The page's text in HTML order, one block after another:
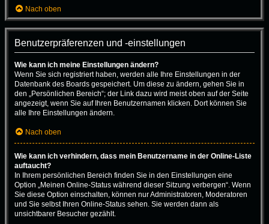
Nach oben
Benutzerpräferenzen und -einstellungen
Wie kann ich meine Einstellungen ändern?
Wenn Sie sich registriert haben, werden alle Ihre Einstellungen in der
Datenbank des Boards gespeichert. Um diese zu ändern, gehen Sie in
den „Persönlichen Bereich“; der Link dazu wird meist oben auf der Seite
angezeigt, wenn Sie auf Ihren Benutzernamen klicken. Dort können Sie
alle Ihre Einstellungen ändern.
Nach oben
Wie kann ich verhindern, dass mein Benutzername in der Online-Liste
auftaucht?
In Ihrem persönlichen Bereich finden Sie in den Einstellungen eine
Option „Meinen Online-Status während dieser Sitzung verbergen“. Wenn
Sie diese Option einschalten, können nur Administratoren, Moderatoren
und Sie selbst Ihren Online-Status sehen. Sie werden dann als
unsichtbarer Besucher gezählt.